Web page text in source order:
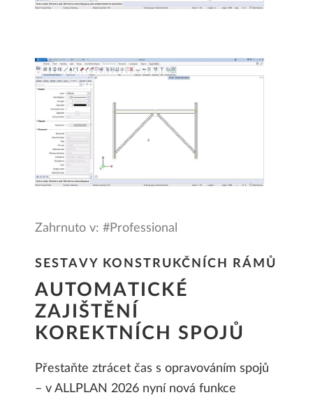
Zahrnuto v: #Professional
SESTAVY KONSTRUKČNÍCH RÁMŮ
AUTOMATICKÉ
ZAJIŠTĚNÍ
KOREKTNÍCH SPOJŮ
Přestaňte ztrácet čas s opravováním spojů
– v ALLPLAN 2026 nyní nová funkce